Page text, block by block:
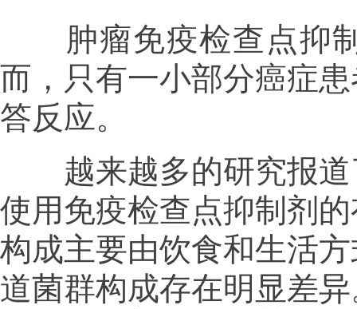
肿瘤免疫检查点抑制
而，只有一小部分癌症
答反应。
越来越多的研究报道
使用免疫检查点抑制剂
构成主要由饮食和生活
道菌群构成存在明显差